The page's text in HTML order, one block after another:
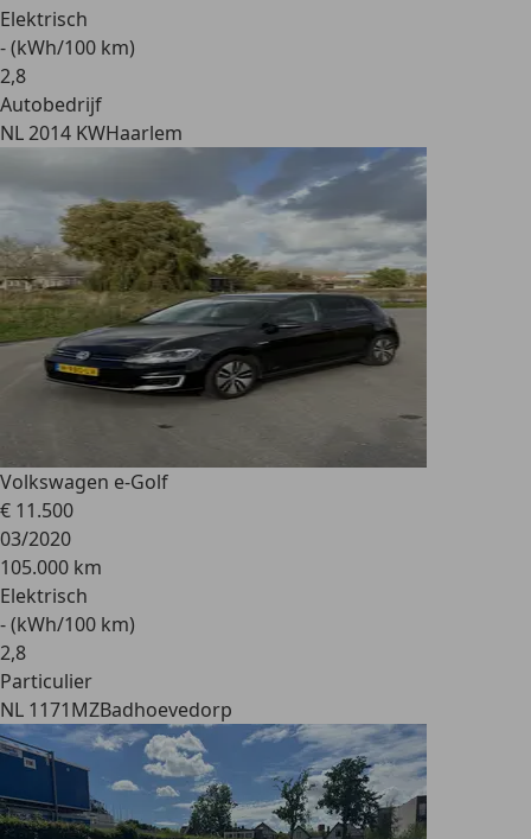
Elektrisch
- (kWh/100 km)
2,8
Autobedrijf
NL 2014 KWHaarlem
Volkswagen e-Golf
€ 11.500
03/2020
105.000 km
Elektrisch
- (kWh/100 km)
2,8
Particulier
NL 1171MZBadhoevedorp